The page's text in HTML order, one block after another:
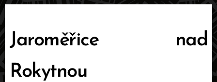
Jaroměřice nad
Rokytnou